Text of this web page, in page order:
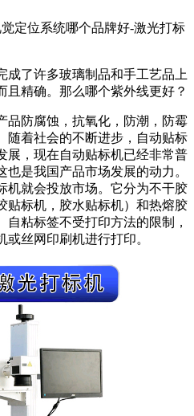
觉定位系统哪个品牌好-激光打标
成了许多玻璃制品和手工艺品上
且精确。那么哪个紫外线更好？
防腐蚀，抗氧化，防潮，防霉
随着社会的不断进步，自动贴标
展，现在自动贴标机已经非常普
是我国产品市场发展的动力。
机就会投放市场。它分为不干胶
贴标机，胶水贴标机）和热熔胶
粘标签不受打印方法的限制，
丝网印刷机进行打印。